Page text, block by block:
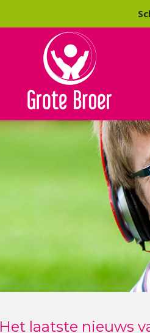
Stichting Grote Broer:
Het laatste nieuws